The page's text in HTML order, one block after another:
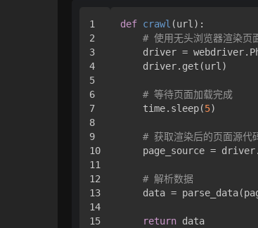
1
2
3
4
5
6
7
8
9
10
11
12
13
14
def crawl (url):
# 使用无头浏览器渲染页
driver =
    driver.get(url)
# 等待页面加载完成
    time.sleep(
5)
# 获取渲染后的页面源代
page_source =
# 解析数据
data =
return